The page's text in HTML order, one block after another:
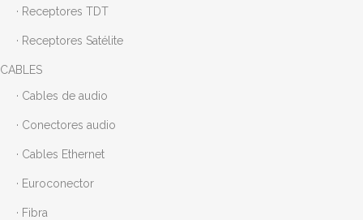
· Receptores TDT
· Receptores Satélite
CABLES
· Cables de audio
· Conectores audio
· Cables Ethernet
· Euroconector
· Fibra